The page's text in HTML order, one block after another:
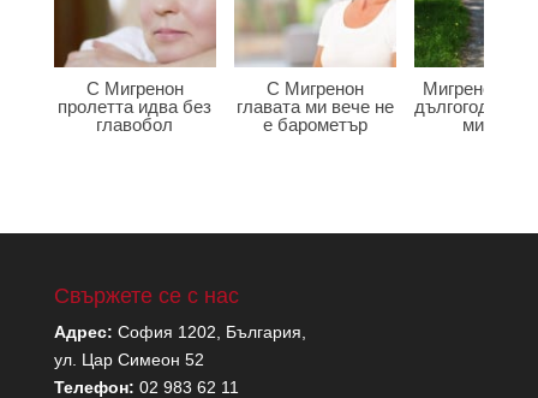
С Мигренон
пролетта идва без
главобол
С Мигренон
главата ми вече не
е барометър
Мигренон
мигрена
Свържете се с нас
Адрес: София 1202, България,
ул. Цар Симеон 52
Телефон: 02 983 62 11